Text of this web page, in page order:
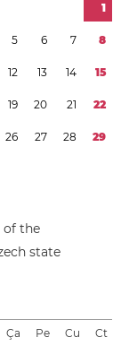
1
5 6 7 8
12 13 14 15
19 20 21 22
26 27 28 29
of the
state
Ça Pe Cu Ct